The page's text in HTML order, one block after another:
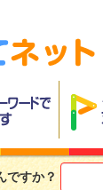
ですか？